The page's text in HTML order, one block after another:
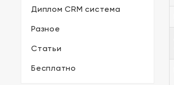
Диплом CRM система
Разное
Статьи
Бесплатно